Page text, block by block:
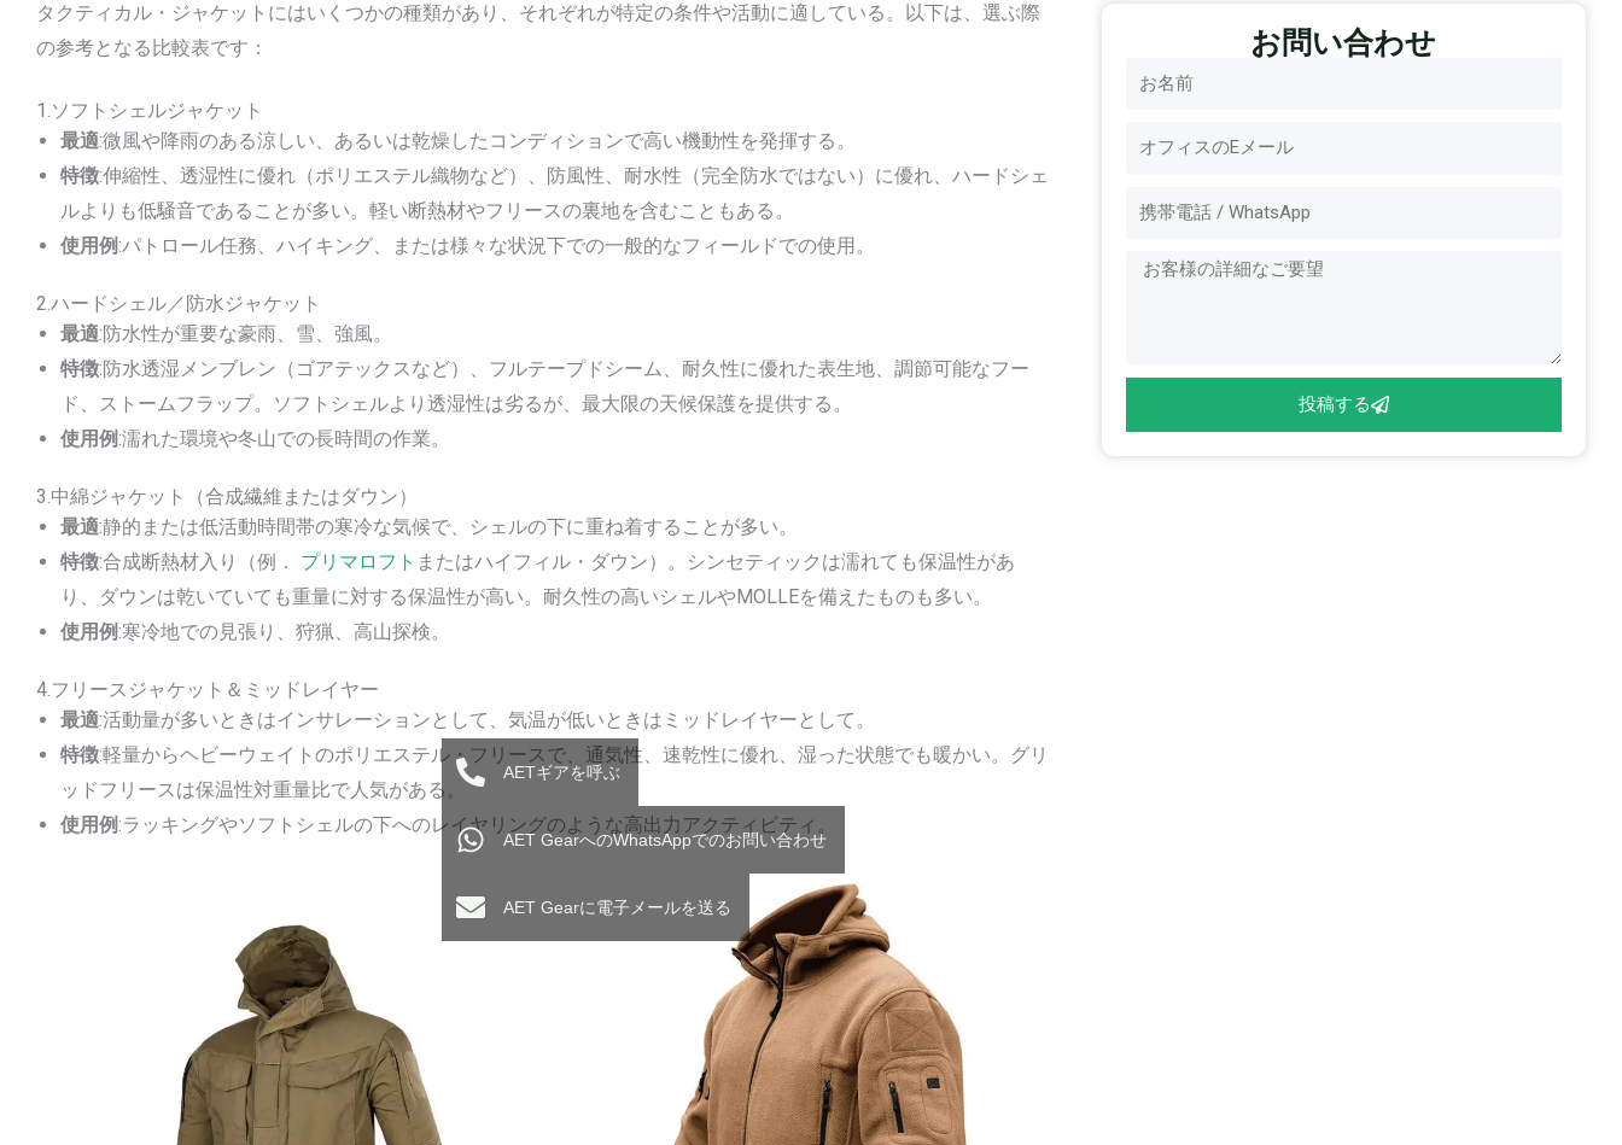
タクティカル・ジャケットにはいくつかの種類があり、それぞれが特定の条件や活動に適している。以下は、選ぶ際
の参考となる比較表です：
1.ソフトシェルジャケット
最適:微風や降雨のある涼しい、あるいは乾燥したコンディションで高い機動性を発揮する。
特徴:伸縮性、透湿性に優れ（ポリエステル織物など）、防風性、耐水性（完全防水ではない）に優れ、ハードシェ
ルよりも低騒音であることが多い。軽い断熱材やフリースの裏地を含むこともある。
使用例:パトロール任務、ハイキング、または様々な状況下での一般的なフィールドでの使用。
2.ハードシェル／防水ジャケット
最適:防水性が重要な豪雨、雪、強風。
特徴:防水透湿メンブレン（ゴアテックスなど）、フルテープドシーム、耐久性に優れた表生地、調節可能なフー
ド、ストームフラップ。ソフトシェルより透湿性は劣るが、最大限の天候保護を提供する。
使用例:濡れた環境や冬山での長時間の作業。
3.中綿ジャケット（合成繊維またはダウン）
最適:静的または低活動時間帯の寒冷な気候で、シェルの下に重ね着することが多い。
特徴:合成断熱材入り（例． プリマロフト またはハイフィル・ダウン）。シンセティックは濡れても保温性があ
り、ダウンは乾いていても重量に対する保温性が高い。耐久性の高いシェルやMOLLEを備えたものも多い。
使用例:寒冷地での見張り、狩猟、高山探検。
4.フリースジャケット＆ミッドレイヤー
最適:活動量が多いときはインサレーションとして、気温が低いときはミッドレイヤーとして。
特徴:軽量からヘビーウェイトのポリエステル・フリースで、通気性、速乾性に優れ、湿った状態でも暖かい。グリ
ッドフリースは保温性対重量比で人気がある。
使用例:ラッキングやソフトシェルの下へのレイヤリングのような高出力アクティビティ。
お問い合わせ
メ
メ
投稿する
AETギアを呼ぶ
AET GearへのWhatsAppでのお問い合わせ
AET Gearに電子メールを送る